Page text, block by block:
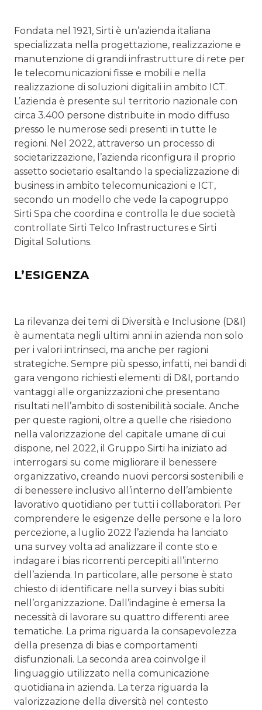
Fondata nel 1921, Sirti è un’azienda italiana
specializzata nella progettazione, realizzazione e
manutenzione di grandi infrastrutture di rete per
le telecomunicazioni fisse e mobili e nella
realizzazione di soluzioni digitali in ambito ICT.
L’azienda è presente sul territorio nazionale con
circa 3.400 persone distribuite in modo diffuso
presso le numerose sedi presenti in tutte le
regioni. Nel 2022, attraverso un processo di
societarizzazione, l’azienda riconfigura il proprio
assetto societario esaltando la specializzazione di
business in ambito telecomunicazioni e ICT,
secondo un modello che vede la capogruppo
Sirti Spa che coordina e controlla le due società
controllate Sirti Telco Infrastructures e Sirti
Digital Solutions.
L’ESIGENZA
La rilevanza dei temi di Diversità e Inclusione (D&I)
è aumentata negli ultimi anni in azienda non solo
per i valori intrinseci, ma anche per ragioni
strategiche. Sempre più spesso, infatti, nei bandi di
gara vengono richiesti elementi di D&I, portando
vantaggi alle organizzazioni che presentano
risultati nell’ambito di sostenibilità sociale. Anche
per queste ragioni, oltre a quelle che risiedono
nella valorizzazione del capitale umane di cui
dispone, nel 2022, il Gruppo Sirti ha iniziato ad
interrogarsi su come migliorare il benessere
organizzativo, creando nuovi percorsi sostenibili e
di benessere inclusivo all’interno dell’ambiente
lavorativo quotidiano per tutti i collaboratori. Per
comprendere le esigenze delle persone e la loro
percezione, a luglio 2022 l’azienda ha lanciato
una survey volta ad analizzare il conte sto e
indagare i bias ricorrenti percepiti all’interno
dell’azienda. In particolare, alle persone è stato
chiesto di identificare nella survey i bias subiti
nell’organizzazione. Dall’indagine è emersa la
necessità di lavorare su quattro differenti aree
tematiche. La prima riguarda la consapevolezza
della presenza di bias e comportamenti
disfunzionali. La seconda area coinvolge il
linguaggio utilizzato nella comunicazione
quotidiana in azienda. La terza riguarda la
valorizzazione della diversità nel contesto